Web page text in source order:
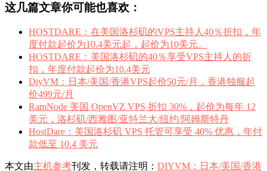
这几篇文章你可能也喜欢：
HOSTDARE：在美国洛杉矶的VPS主持人40％折扣，年
度付款起价为10.4美元起，起价为10美元。
HOSTDARE：美国洛杉矶的40％享受VPS主持人的折
扣，年度付款起价为10.4美元
DiyVM：日本/美国/香港VPS起价50元/月，香港独服起
价499元/月
RamNode 美国 OpenVZ VPS 折扣 30%，起价为每年 12
美元，洛杉矶/西雅图/亚特兰大/纽约/阿姆斯特丹
HostDare：美国洛杉矶 VPS 托管可享受 40% 优惠，年付
款低至 10.4 美元
本文由主机参考刊发，转载请注明： DIYVM：日本/美国/香港